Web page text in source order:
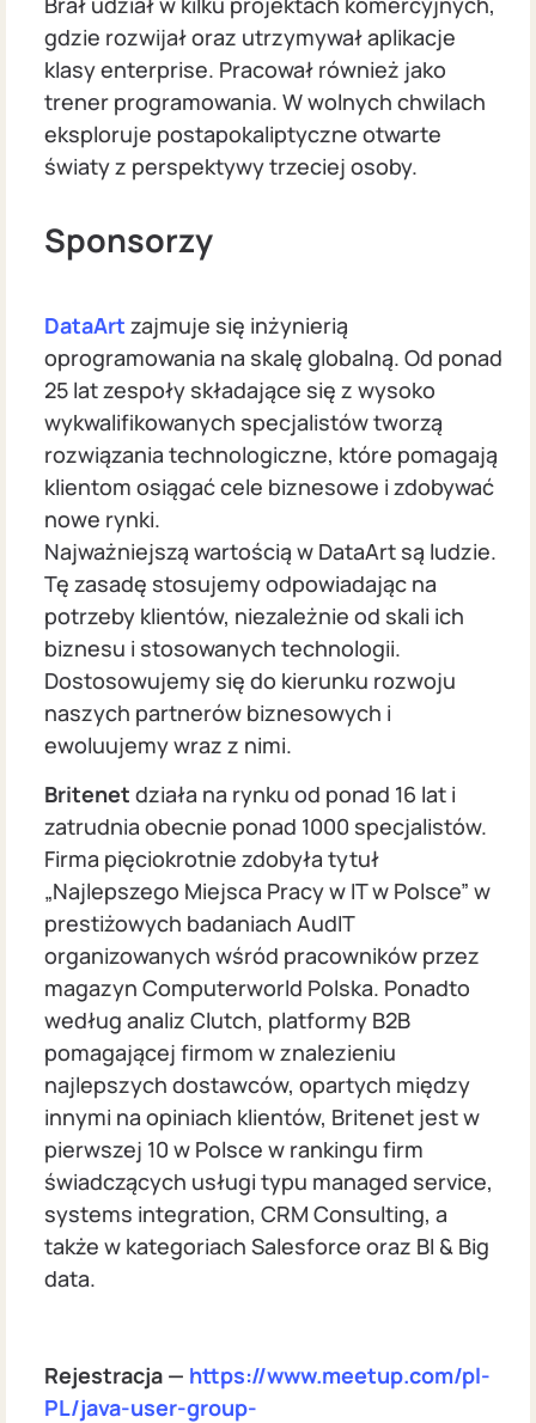
gdzie rozwijał oraz utrzymywał aplikacje
klasy enterprise. Pracował również jako
trener programowania. W wolnych chwilach
eksploruje postapokaliptyczne otwarte
światy z perspektywy trzeciej osoby.
Sponsorzy
DataArt zajmuje się inżynierią
oprogramowania na skalę globalną. Od ponad
25 lat zespoły składające się z wysoko
wykwalifikowanych specjalistów tworzą
rozwiązania technologiczne, które pomagają
klientom osiągać cele biznesowe i zdobywać
nowe rynki.
Najważniejszą wartością w DataArt są ludzie.
Tę zasadę stosujemy odpowiadając na
potrzeby klientów, niezależnie od skali ich
biznesu i stosowanych technologii.
Dostosowujemy się do kierunku rozwoju
naszych partnerów biznesowych i
ewoluujemy wraz z nimi.
Britenet działa na rynku od ponad 16 lat i
zatrudnia obecnie ponad 1000 specjalistów.
Firma pięciokrotnie zdobyła tytuł
„Najlepszego Miejsca Pracy w IT w Polsce” w
prestiżowych badaniach AudIT
organizowanych wśród pracowników przez
magazyn Computerworld Polska. Ponadto
według analiz Clutch, platformy B2B
pomagającej firmom w znalezieniu
najlepszych dostawców, opartych między
innymi na opiniach klientów, Britenet jest w
pierwszej 10 w Polsce w rankingu firm
świadczących usługi typu managed service,
systems integration, CRM Consulting, a
także w kategoriach Salesforce oraz BI & Big
data.
Rejestracja — https://www.meetup.com/pl-
PL/java-user-group-